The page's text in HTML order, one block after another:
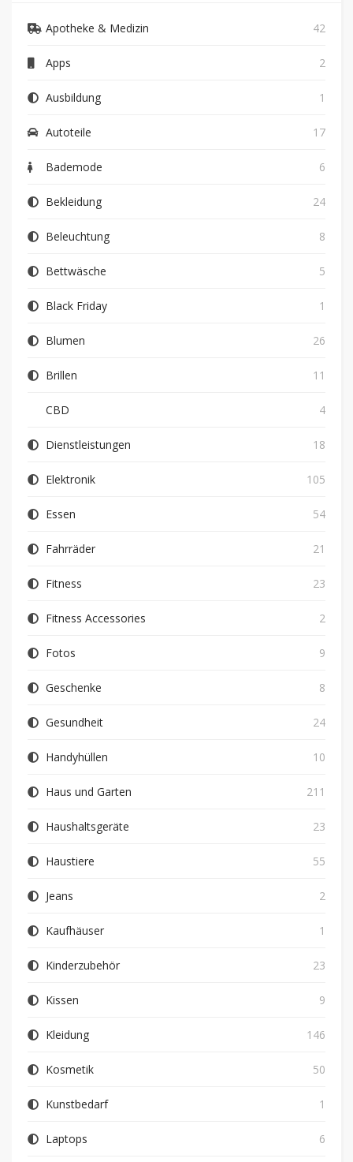
Apotheke & Medizin 42
Apps 2
Ausbildung 1
Autoteile 17
Bademode 6
Bekleidung 24
Beleuchtung 8
Bettwäsche 5
Black Friday 1
Blumen 26
Brillen 11
CBD 4
Dienstleistungen 18
Elektronik 105
Essen 54
Fahrräder 21
Fitness 23
Fitness Accessories 2
Fotos 9
Geschenke 8
Gesundheit 24
Handyhüllen 10
Haus und Garten 211
Haushaltsgeräte 23
Haustiere 55
Jeans 2
Kaufhäuser 1
Kinderzubehör 23
Kissen 9
Kleidung 146
Kosmetik 50
Kunstbedarf 1
Laptops 6